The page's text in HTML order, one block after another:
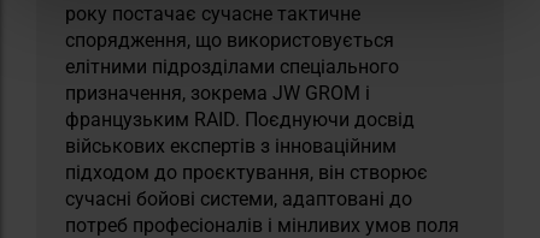
року постачає сучасне тактичне
спорядження, що використовується
елітними підрозділами спеціального
призначення, зокрема JW GROM і
французьким RAID. Поєднуючи досвід
військових експертів з інноваційним
підходом до проєктування, він створює
сучасні бойові системи, адаптовані до
потреб професіоналів і мінливих умов поля